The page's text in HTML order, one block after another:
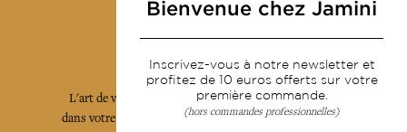
L'art de vivre JAMINI raconté avec poésie et élégance
dans votre boîte mail. Inscrivez vous à notre newsletter
Bienvenue chez Jamini
Inscrivez-vous à notre newsletter et
profitez de 10 euros offerts sur votre
première commande.
(hors commandes professionnelles)